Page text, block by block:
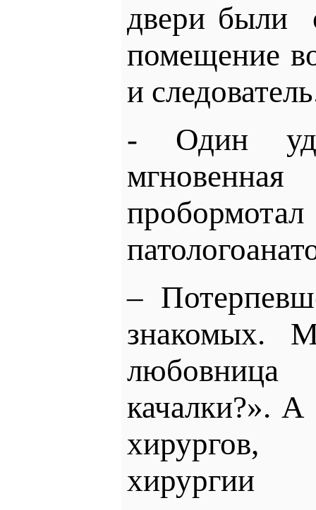
двери были
помещение
и
- Один
–
знакомых.
качалки?».
хирургов,
хирургии